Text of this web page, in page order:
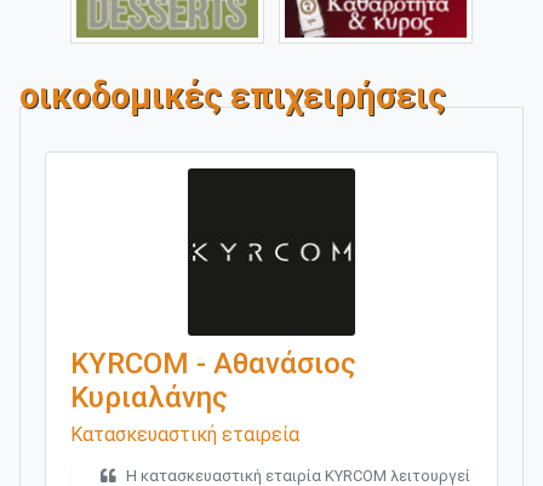
οικοδομικές επιχειρήσεις
KYRCOM - Αθανάσιος
Κυριαλάνης
Κατασκευαστική εταιρεία
Η κατασκευαστική εταιρία KYRCOM λειτουργεί